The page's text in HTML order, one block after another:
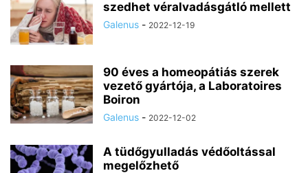
szedhet véralvadásgátló mellett
Galenus - 2022-12-19
90 éves a homeopátiás szerek
vezető gyártója, a Laboratoires
Boiron
Galenus - 2022-12-02
A tüdőgyulladás védőoltással
megelőzhető